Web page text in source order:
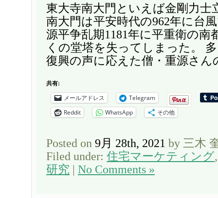
東大寺南大門といえば金剛力士
南大門は平安時代の962年に台
源平争乱期1181年に平重衛の南
くの堂塔を失ってしまった。
復興の声に応えた僧・重源さ
共有:
メールアドレス
Telegram
Reddit
WhatsApp その他
Posted on 9月 28th, 2021 by 三木
Filed under: 住宅マーケティング
研究 | No Comments »